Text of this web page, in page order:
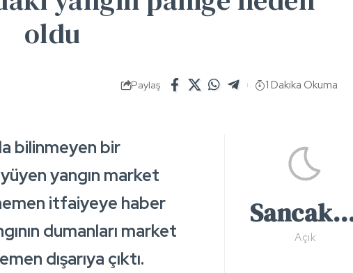
oldu
Paylaş 1 Dakika Okuma
bilinmeyen bir
yangın market
itfaiyeye haber
dumanları market
dışarıya çıktı.
Açık